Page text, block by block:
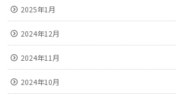
2025年1月
2024年12月
2024年11月
2024年10月